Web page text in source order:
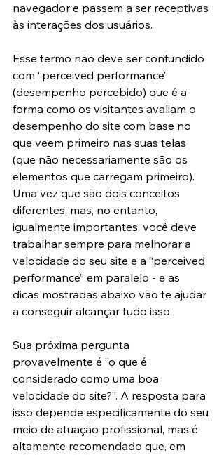
navegador e passem a ser receptivas
às interações dos usuários.
Esse termo não deve ser confundido
com “perceived performance”
(desempenho percebido) que é a
forma como os visitantes avaliam o
desempenho do site com base no
que veem primeiro nas suas telas
(que não necessariamente são os
elementos que carregam primeiro).
Uma vez que são dois conceitos
diferentes, mas, no entanto,
igualmente importantes, você deve
trabalhar sempre para melhorar a
velocidade do seu site e a “perceived
performance” em paralelo - e as
dicas mostradas abaixo vão te ajudar
a conseguir alcançar tudo isso.
Sua próxima pergunta
provavelmente é “o que é
considerado como uma boa
velocidade do site?”. A resposta para
isso depende especificamente do seu
meio de atuação profissional, mas é
altamente recomendado que, em